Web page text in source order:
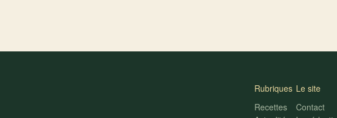
Rubriques
Recettes
Le site
Contact